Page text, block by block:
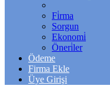
Fi̇rma
Sorgun
Ekonomi̇
Öneri̇ler
Ödeme
Firma Ekle
Üye Girişi